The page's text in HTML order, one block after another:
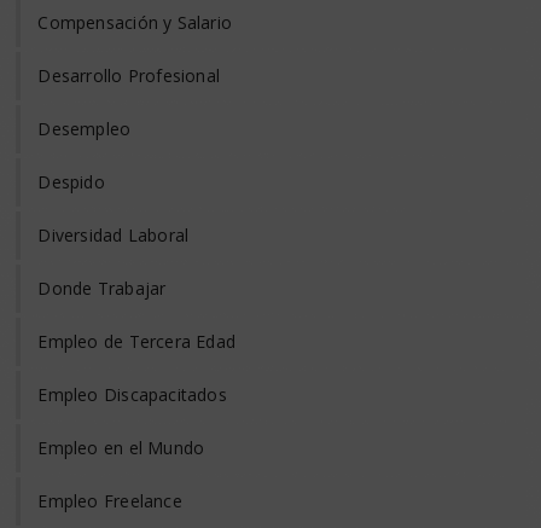
Compensación y Salario
Desarrollo Profesional
Desempleo
Despido
Diversidad Laboral
Donde Trabajar
Empleo de Tercera Edad
Empleo Discapacitados
Empleo en el Mundo
Empleo Freelance